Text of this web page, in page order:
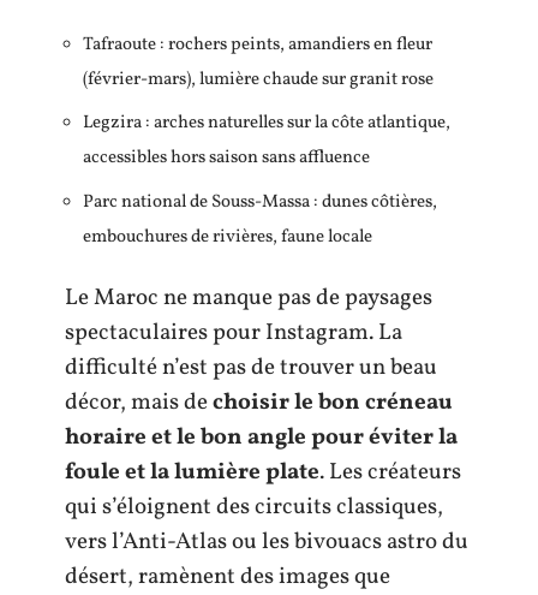
Tafraoute : rochers peints, amandiers en fleur
(février-mars), lumière chaude sur granit rose
Legzira : arches naturelles sur la côte atlantique,
accessibles hors saison sans affluence
Parc national de Souss-Massa : dunes côtières,
embouchures de rivières, faune locale
Le Maroc ne manque pas de paysages
spectaculaires pour Instagram. La
difficulté n’est pas de trouver un beau
décor, mais dechoisir le bon créneau
horaire et le bon angle pour éviter la
foule et la lumière plate. Les créateurs
qui s’éloignent des circuits classiques,
vers l’Anti-Atlas ou les bivouacs astro du
désert, ramènent des images que